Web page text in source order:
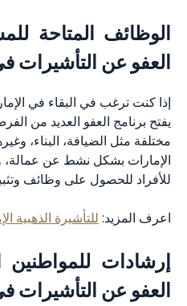
الوظائف المتاحة
العفو عن التأشيرات
إذا كنت ترغب في البقاء في
يفتح برنامج العفو العديد من
مختلفة مثل الضيافة، البناء،
الإمارات بشكل نشط عن عمالة،
للأفراد للحصول على وظائف
اعرف المزيد: للتأشيرة الذهبية
إرشادات للمواطنين
العفو عن التأشيرات